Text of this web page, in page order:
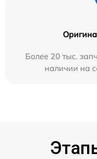
Более 20 тыс.
наличии на